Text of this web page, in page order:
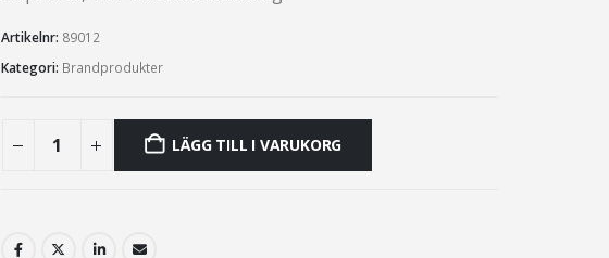
Artikelnr: 89012
Kategori: Brandprodukter
LÄGG TILL I VARUKORG